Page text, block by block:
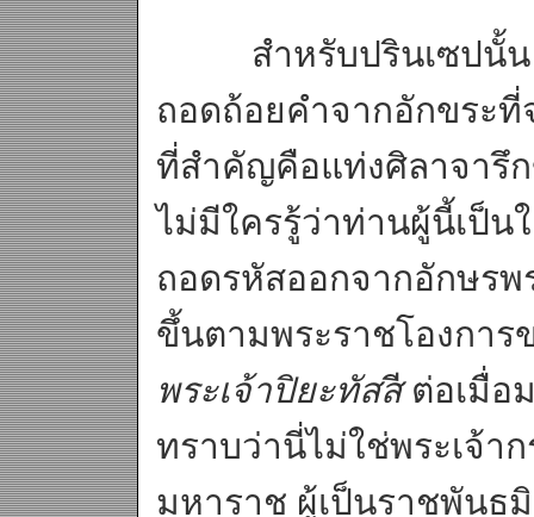
สำหรับปรินเซปนั้น
ถอดถ้อยคำจากอักขระ
ที่สำคัญคือแท่งศิลาจารึก
ไม่มีใครรู้ว่าท่านผู้นี้เป็น
ถอดรหัสออกจากอักษร
ขึ้นตามพระราชโองการ
พระเจ้าปิยะทัสส ต่อเมื่อ
ทราบว่านี่ไม่ใช่พระเจ้า
มหาราช ผู้เป็นราชพันธ